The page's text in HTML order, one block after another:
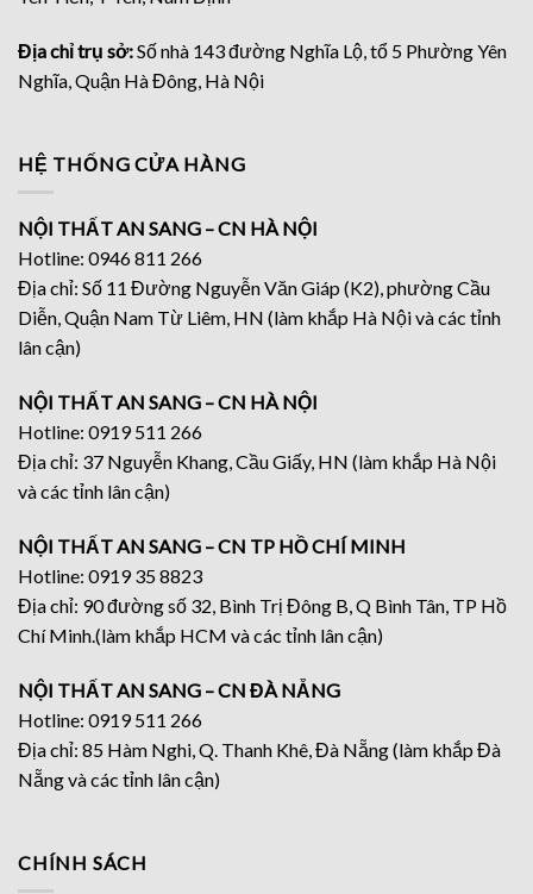
Địa chỉ trụ sở:Số nhà 143 đường Nghĩa Lộ, tổ 5 Phường Yên
Nghĩa, Quận Hà Đông, Hà Nội
HỆ THỐNG CỬA HÀNG
NỘI THẤT AN SANG – CN HÀ NỘI
Hotline: 0946 811 266
Địa chỉ: Số 11 Đường Nguyễn Văn Giáp (K2), phường Cầu
Diễn, Quận Nam Từ Liêm, HN (làm khắp Hà Nội và các tỉnh
lân cận)
NỘI THẤT AN SANG – CN HÀ NỘI
Hotline: 0919 511 266
Địa chỉ: 37 Nguyễn Khang, Cầu Giấy, HN (làm khắp Hà Nội
và các tỉnh lân cận)
NỘI THẤT AN SANG – CN TP HỒ CHÍ MINH
Hotline: 0919 35 8823
Địa chỉ: 90 đường số 32, Bình Trị Đông B, Q Bình Tân, TP Hồ
Chí Minh.(làm khắp HCM và các tỉnh lân cận)
NỘI THẤT AN SANG – CN ĐÀ NẴNG
Hotline: 0919 511 266
Địa chỉ: 85 Hàm Nghi, Q. Thanh Khê, Đà Nẵng (làm khắp Đà
Nẵng và các tỉnh lân cận)
CHÍNH SÁCH